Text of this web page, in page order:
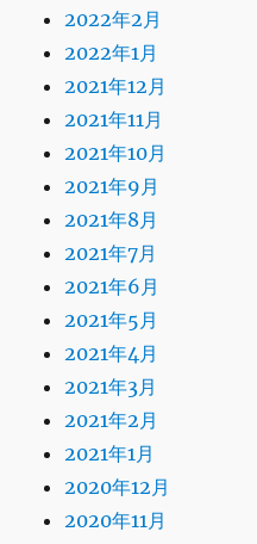
2022年2月
2022年1月
2021年12月
2021年11月
2021年10月
2021年9月
2021年8月
2021年7月
2021年6月
2021年5月
2021年4月
2021年3月
2021年2月
2021年1月
2020年12月
2020年11月